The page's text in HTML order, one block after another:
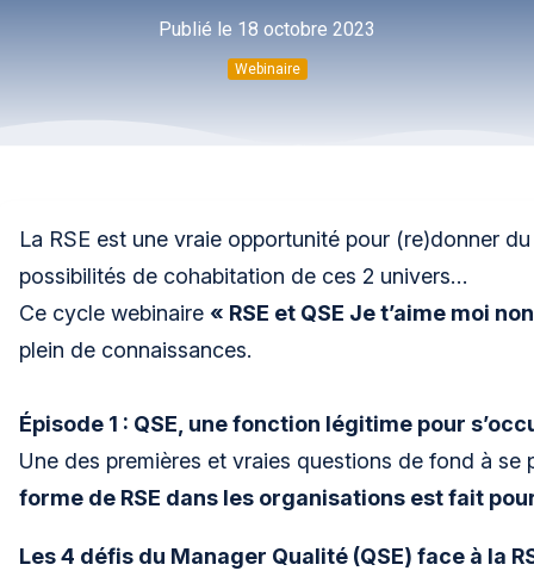
Publié le 18 octobre 2023
Webinaire
La RSE est une vraie opportunité pour (re)donner
possibilités de cohabitation de ces 2 univers…
Ce cycle webinaire « RSE et QSE Je t’aime moi
plein de connaissances.
Épisode 1 : QSE, une fonction légitime pour
Une des premières et vraies questions de fond à se
forme de RSE dans les organisations est fait
Les 4 défis du Manager Qualité (QSE) face à la